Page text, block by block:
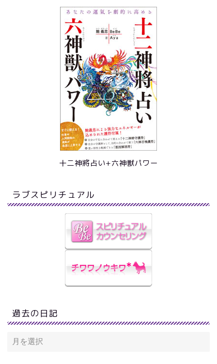
十二神將占い+六神獣パワー
ラブスピリチュアル
過去の日記